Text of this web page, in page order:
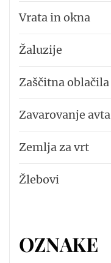
Vrata in okna
Žaluzije
Zaščitna oblačila
Zavarovanje avta
Zemlja za vrt
Žlebovi
OZNAKE